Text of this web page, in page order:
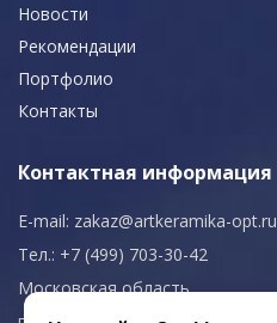
Новости
Рекомендации
Портфолио
Контакты
Контактная информация
E-mail: zakaz@artkeramika-opt.ru
Тел.: +7 (499) 703-30-42
Московская область,